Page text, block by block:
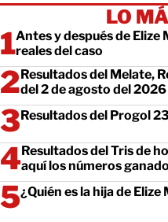
LO
Antes y después de Elize
reales del caso
Resultados del Melate,
del 2 de agosto del 2026
Resultados del Progol
Resultados del Tris de
aquí los números
¿Quién es la hija de